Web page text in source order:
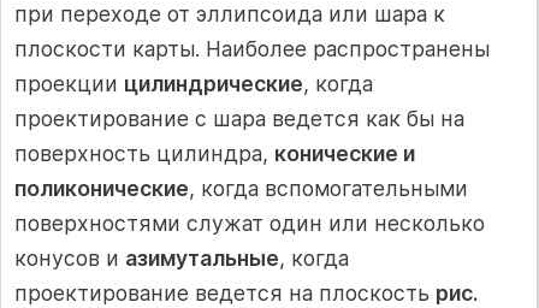
при переходе от эллипсоида или шара к
плоскости карты. Наиболее распространены
проекции цилиндрические, когда
проектирование с шара ведется как бы на
поверхность цилиндра, конические и
поликонические, когда вспомогательными
поверхностями служат один или несколько
конусов и азимутальные, когда
проектирование ведется на плоскость рис.